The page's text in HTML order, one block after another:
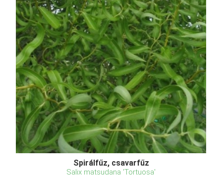
Spirálfűz, csavarfűz
Salix matsudana 'Tortuosa'